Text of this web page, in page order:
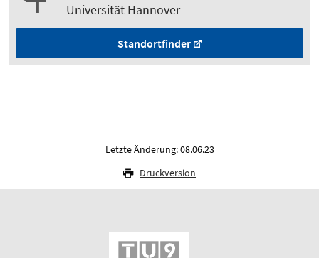
Universität Hannover
Standortfinder
Letzte Änderung: 08.06.23
Druckversion